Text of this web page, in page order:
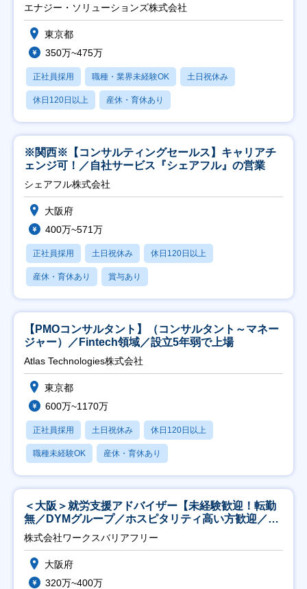
エナジー・ソリューションズ株式会社
東京都
350万~475万
正社員採用 職種・業界未経験OK 土日祝休み
休日120日以上 産休・育休あり
※関西※【コンサルティングセールス】キャリアチ
ェンジ可！／自社サービス『シェアフル』の営業
シェアフル株式会社
大阪府
400万~571万
正社員採用 土日祝休み 休日120日以上
産休・育休あり 賞与あり
【PMOコンサルタント】（コンサルタント～マネー
ジャー）／Fintech領域／設立5年弱で上場
Atlas Technologies株式会社
東京都
600万~1170万
正社員採用 土日祝休み 休日120日以上
職種未経験OK 産休・育休あり
＜大阪＞就労支援アドバイザー【未経験歓迎！転勤
無／DYMグループ／ホスピタリティ高い方歓迎／土
日祝】
株式会社ワークスバリアフリー
大阪府
320万~400万